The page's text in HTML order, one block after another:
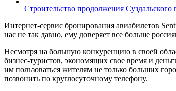
Строительство продолжения
Интернет-сервис бронирования авиабилетов
нас не так давно, ему доверяет все больше
Несмотря на большую конкуренцию в своей
бизнес-туристов, экономящих свое время и
им пользоваться жителям не только больших
позвонить по круглосуточному телефону.